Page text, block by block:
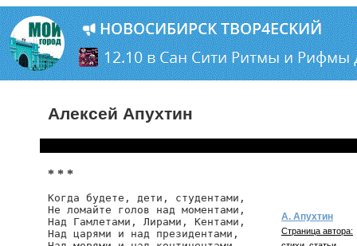
Алексей Апухтин
* * *
Когда будете, дети, студентами,
Не ломайте голов над моментами,
Над Гамлетами, Лирами, Кентами,
Над царями и над президентами,
А. Апухтин
Страница автора: